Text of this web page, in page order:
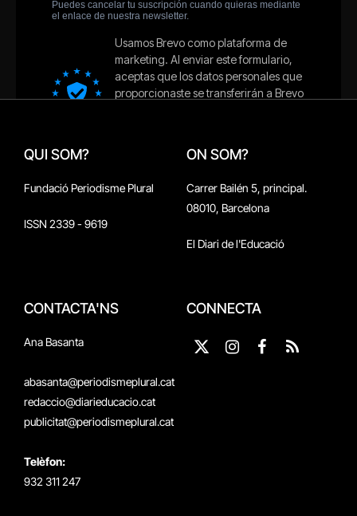
QUI SOM?
Fundació Periodisme Plural
ISSN 2339 - 9619
ON SOM?
Carrer Bailén 5, principal.
08010, Barcelona
El Diari de l'Educació
CONTACTA'NS
Ana Basanta
abasanta@periodismeplural.cat
redaccio@diarieducacio.cat
publicitat@periodismeplural.cat
Telèfon:
932 311 247
CONNECTA
X
Instagram
Facebook
RSS